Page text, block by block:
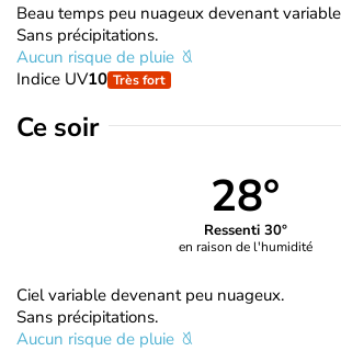
Beau temps peu nuageux devenant
Sans précipitations.
Aucun risque de pluie
Indice UV10 Très fort
Ce soir
28°
Ressenti 30°
en raison de l'humidité
Ciel variable devenant peu nuageux.
Sans précipitations.
Aucun risque de pluie